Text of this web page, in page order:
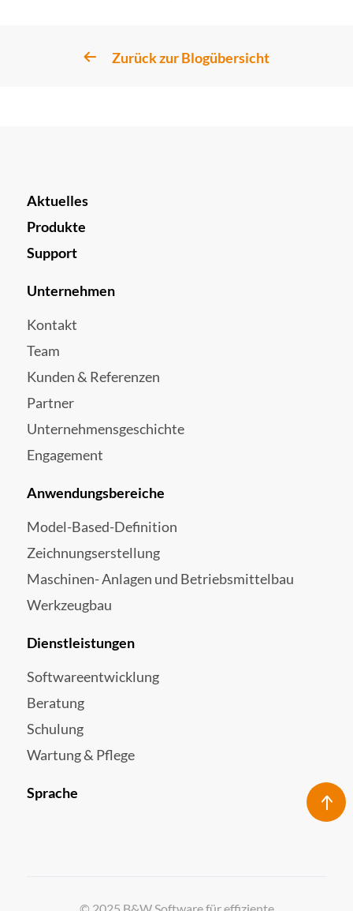
Zurück zur Blogübersicht
Aktuelles
Produkte
Support
Unternehmen
Kontakt
Team
Kunden & Referenzen
Partner
Unternehmensgeschichte
Engagement
Anwendungsbereiche
Model-Based-Definition
Zeichnungserstellung
Maschinen- Anlagen und Betriebsmittelbau
Werkzeugbau
Dienstleistungen
Softwareentwicklung
Beratung
Schulung
Wartung & Pflege
Sprache